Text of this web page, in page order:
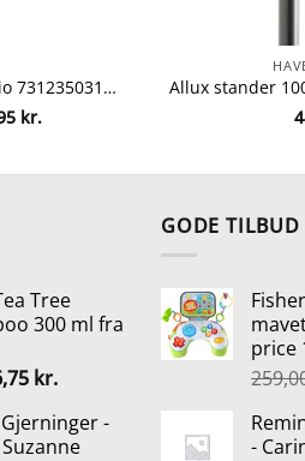
BRIO gåvogn – Sort fra brio 7312350313512
kr.Den
Tree
300 ml fra
kr.Den
pris
er:
-
GODE TILBUD
price
-